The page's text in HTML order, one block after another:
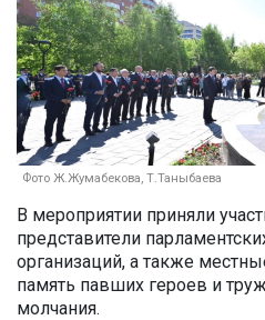
Фото Ж.Жумабекова, Т.Таныбаева
В мероприятии приняли
представители
организаций, а также
память павших героев и
молчания.